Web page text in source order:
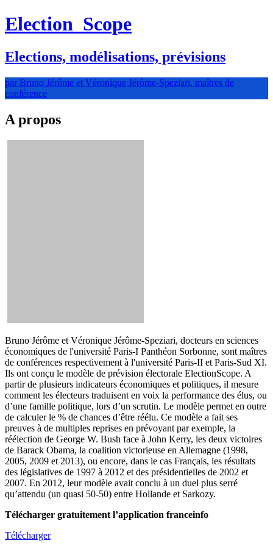
Election Scope
Elections, modélisations, prévisions
par Bruno Jérôme et Véronique Jérôme-Speziari, maîtres de
conférence
A propos
Bruno Jérôme et Véronique Jérôme-Speziari, docteurs en sciences
économiques de l'université Paris-I Panthéon Sorbonne, sont maîtres
de conférences respectivement à l'université Paris-II et Paris-Sud XI.
Ils ont conçu le modèle de prévision électorale ElectionScope. A
partir de plusieurs indicateurs économiques et politiques, il mesure
comment les électeurs traduisent en voix la performance des élus, ou
d’une famille politique, lors d’un scrutin. Le modèle permet en outre
de calculer le % de chances d’être réélu. Ce modèle a fait ses
preuves à de multiples reprises en prévoyant par exemple, la
réélection de George W. Bush face à John Kerry, les deux victoires
de Barack Obama, la coalition victorieuse en Allemagne (1998,
2005, 2009 et 2013), ou encore, dans le cas Français, les résultats
des législatives de 1997 à 2012 et des présidentielles de 2002 et
2007. En 2012, leur modèle avait conclu à un duel plus serré
qu’attendu (un quasi 50-50) entre Hollande et Sarkozy.
Télécharger gratuitement l’application franceinfo
Télécharger